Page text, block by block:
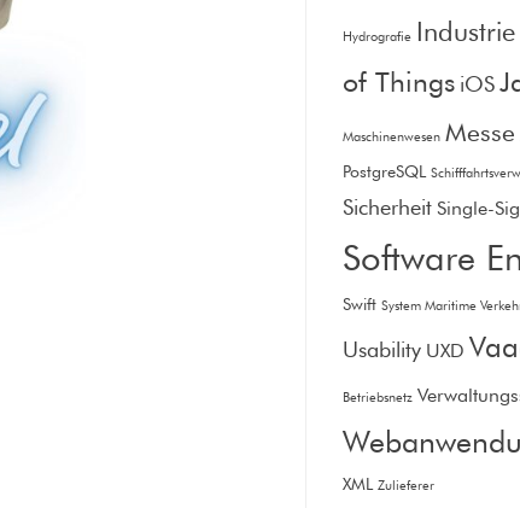
Hydrografie
of Things iOS
Maschinenwesen Messe
PostgreSQL
Sicherheit Single-
Software
Swift System Maritime
Usability UXD
Betriebsnetz
XML Zulieferer